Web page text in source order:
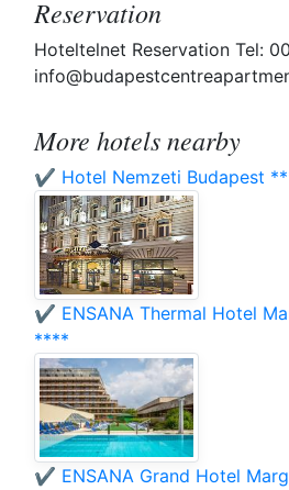
Reservation
Hoteltelnet Reservation Tel:
More hotels nearby
✔️ Hotel Nemzeti Budapest
✔️ ENSANA Thermal Hotel
****
✔️ ENSANA Grand Hotel